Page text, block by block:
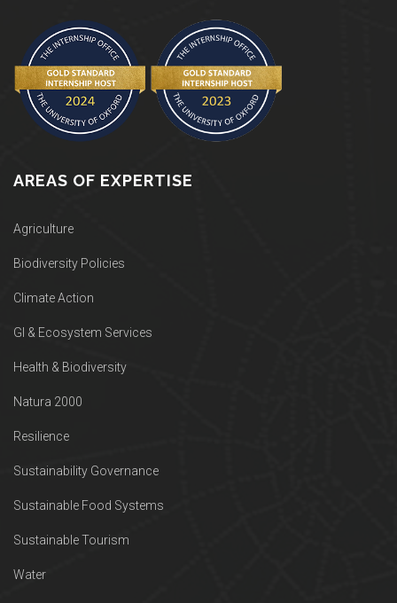
AREAS OF EXPERTISE
Agriculture
Biodiversity Policies
Climate Action
GI & Ecosystem Services
Health & Biodiversity
Natura 2000
Resilience
Sustainability Governance
Sustainable Food Systems
Sustainable Tourism
Water